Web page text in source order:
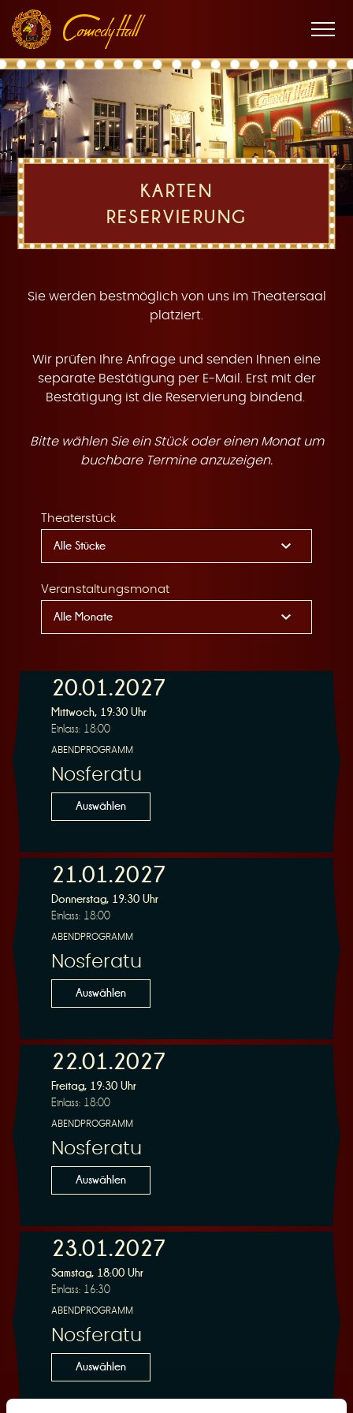
Hauptnavigation
Inhalt
Fußnavigation
K
a
r
e
R
e
s
e
r
v
i
Menü
KARTEN
RESERVIERUNG
Sie werden bestmöglich von uns im Theatersaal
platziert.
Wir prüfen Ihre Anfrage und senden Ihnen eine
separate Bestätigung per E-Mail. Erst mit der
Bestätigung ist die Reservierung bindend.
Bitte wählen Sie ein Stück oder einen Monat um
buchbare Termine anzuzeigen.
Theaterstück
Veranstaltungsmonat
20.01.2027
Mittwoch, 19:30 Uhr
Einlass: 18:00
ABENDPROGRAMM
Nosferatu
Auswählen
21.01.2027
Donnerstag, 19:30 Uhr
Einlass: 18:00
ABENDPROGRAMM
Nosferatu
Auswählen
22.01.2027
Freitag, 19:30 Uhr
Einlass: 18:00
ABENDPROGRAMM
Nosferatu
Auswählen
23.01.2027
Samstag, 18:00 Uhr
Einlass: 16:30
ABENDPROGRAMM
Nosferatu
Auswählen